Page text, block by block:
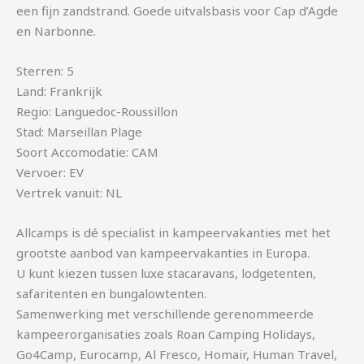
een fijn zandstrand. Goede uitvalsbasis voor Cap d’Agde
en Narbonne.
Sterren: 5
Land: Frankrijk
Regio: Languedoc-Roussillon
Stad: Marseillan Plage
Soort Accomodatie: CAM
Vervoer: EV
Vertrek vanuit: NL
Allcamps is dé specialist in kampeervakanties met het
grootste aanbod van kampeervakanties in Europa.
U kunt kiezen tussen luxe stacaravans, lodgetenten,
safaritenten en bungalowtenten.
Samenwerking met verschillende gerenommeerde
kampeerorganisaties zoals Roan Camping Holidays,
Go4Camp, Eurocamp, Al Fresco, Homair, Human Travel,